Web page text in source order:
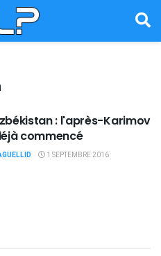
: l'après-Karimov
commencé
1 SEPTEMBRE 2016